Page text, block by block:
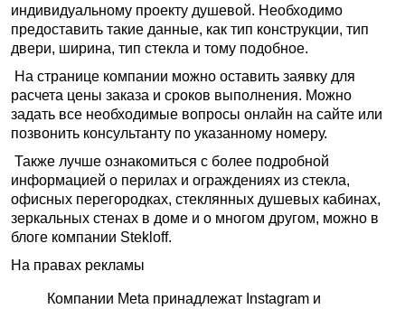
индивидуальному проекту душевой. Необходимо
предоставить такие данные, как тип конструкции, тип
двери, ширина, тип стекла и тому подобное.
На странице компании можно оставить заявку для
расчета цены заказа и сроков выполнения. Можно
задать все необходимые вопросы онлайн на сайте или
позвонить консультанту по указанному номеру.
Также лучше ознакомиться с более подробной
информацией о перилах и ограждениях из стекла,
офисных перегородках, стеклянных душевых кабинах,
зеркальных стенах в доме и о многом другом, можно в
блоге компании Stekloff.
На правах рекламы
Компании Meta принадлежат Instagram и